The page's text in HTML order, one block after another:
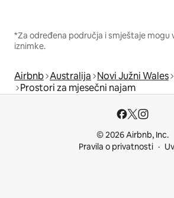
*Za određena područja i smještaje mogu
iznimke.
Airbnb Australija Novi Južni Wales
Prostori za mjesečni najam
© 2026 Airbnb, Inc.
Pravila o privatnosti